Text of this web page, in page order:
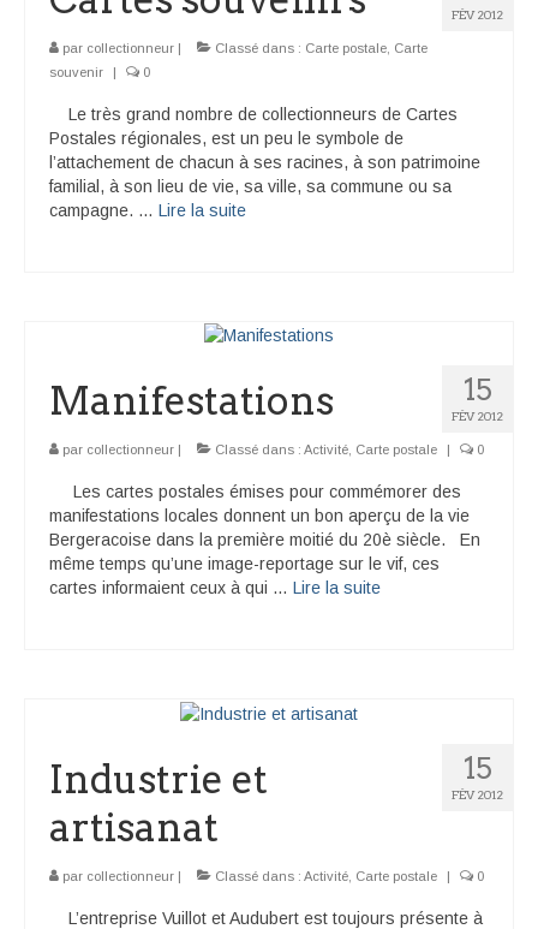
FÉV 2012
par collectionneur | Classé dans : Carte postale Carte
souvenir
| 0
Le très grand nombre de collectionneurs de Cartes
Postales régionales, est un peu le symbole de
l’attachement de chacun à ses racines, à son patrimoine
familial, à son lieu de vie, sa ville, sa commune ou sa
campagne. … Lire la suite­­
15
FÉV 2012
Manifestations
par collectionneur Classé dans : Activité Carte postale 0
Les cartes postales émises pour commémorer des
manifestations locales donnent un bon aperçu de la vie
Bergeracoise dans la première moitié du 20è siècle. En
même temps qu’une image-reportage sur le vif, ces
cartes informaient ceux à qui … Lire la suite­­
15
FÉV 2012
Industrie et
artisanat
par collectionneur | Classé dans : Activité Carte postale | 0
L’entreprise Vuillot et Audubert est toujours présente à